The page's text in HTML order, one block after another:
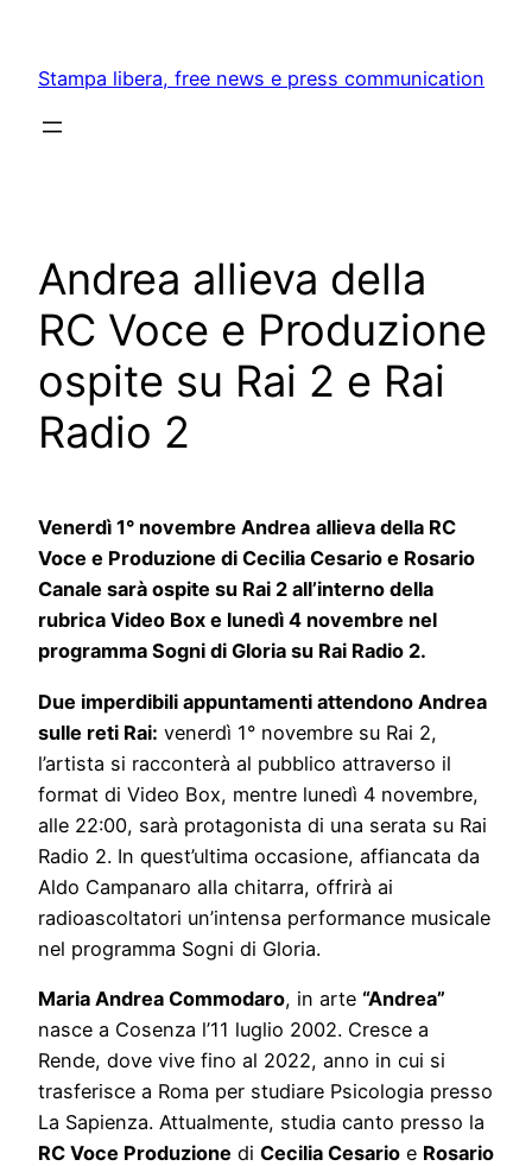
content
Stampa libera, free news e press communication
Andrea allieva della
RC Voce e Produzione
ospite su Rai 2 e Rai
Radio 2
Venerdì 1° novembre Andrea allieva della RC
Voce e Produzione di Cecilia Cesario e Rosario
Canale sarà ospite su Rai 2 all’interno della
rubrica Video Box e lunedì 4 novembre nel
programma Sogni di Gloria su Rai Radio 2.
Due imperdibili appuntamenti attendono Andrea
sulle reti Rai: venerdì 1° novembre su Rai 2,
l’artista si racconterà al pubblico attraverso il
format di Video Box, mentre lunedì 4 novembre,
alle 22:00, sarà protagonista di una serata su Rai
Radio 2. In quest’ultima occasione, affiancata da
Aldo Campanaro alla chitarra, offrirà ai
radioascoltatori un’intensa performance musicale
nel programma Sogni di Gloria.
Maria Andrea Commodaro, in arte “Andrea”
nasce a Cosenza l’11 luglio 2002. Cresce a
Rende, dove vive fino al 2022, anno in cui si
trasferisce a Roma per studiare Psicologia presso
La Sapienza. Attualmente, studia canto presso la
RC Voce Produzione di Cecilia Cesario e Rosario